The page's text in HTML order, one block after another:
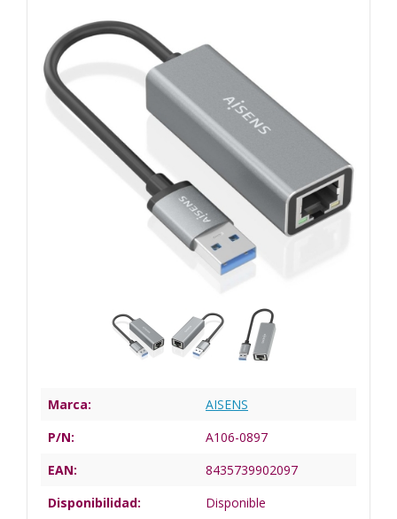
Marca:
AISENS
P/N:
A106-0897
EAN:
8435739902097
Disponibilidad:
Disponible